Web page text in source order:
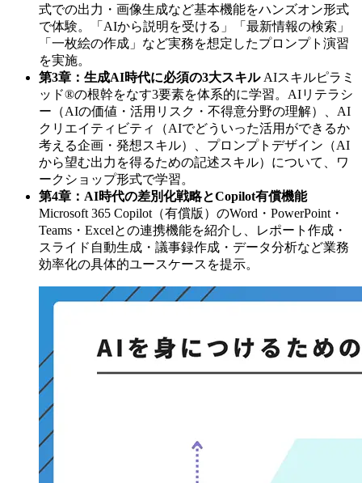
式での出力・画像生成など基本機能をハンズオン形式
で体験。「AIから説明を受ける」「最新情報の検索」
「一枚絵の作成」など実務を想定したプロンプト演習
を実施。
第3章：生成AI時代に必須の3大スキルAIスキルピラミ
ッド®の根幹をなす3要素を体系的に学習。AIリテラシ
ー（AIの価値・活用リスク・不得意分野の理解）、AI
クリエイティビティ（AIでどういった活用ができるか
考える企画・発想スキル）、プロンプトデザイン（AI
から望む出力を得るための記述スキル）について、ワ
ークショップ形式で学習。
第4章：AI時代の差別化戦略とCopilot有償機能
Microsoft 365 Copilot（有償版）のWord・PowerPoint・
Teams・Excelとの連携機能を紹介し、レポート作成・
スライド自動生成・議事録作成・データ分析など業務
効率化の具体的ユースケースを提示。